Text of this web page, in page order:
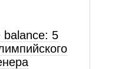
balance: 5